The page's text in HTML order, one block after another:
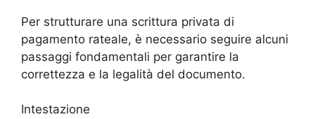
Per strutturare una scrittura privata di
pagamento rateale, è necessario seguire alcuni
passaggi fondamentali per garantire la
correttezza e la legalità del documento.
Intestazione